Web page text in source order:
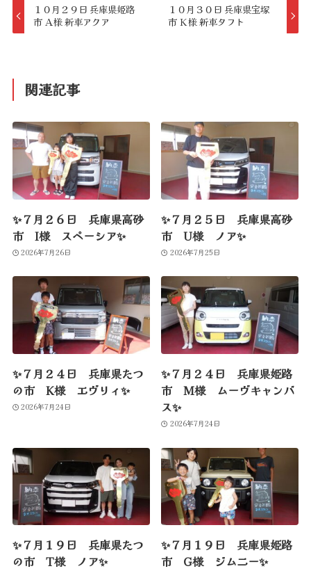
１０月２９日 兵庫県姫路
市 Ａ様 新車アクア
１０月３０日 兵庫県宝塚
市 Ｋ様 新車タフト
関連記事
✨７月２６日 兵庫県高砂
市 I様 スペーシア✨
2026年7月26日
✨７月２５日 兵庫県高砂
市 U様 ノア✨
2026年7月25日
✨７月２４日 兵庫県たつ
の市 K様 エヴリィ✨
2026年7月24日
✨７月２４日 兵庫県姫路
市 M様 ムーヴキャンバ
ス✨
2026年7月24日
✨７月１９日 兵庫県たつ
の市 T様 ノア✨
✨７月１９日 兵庫県姫路
市 G様 ジムニー✨